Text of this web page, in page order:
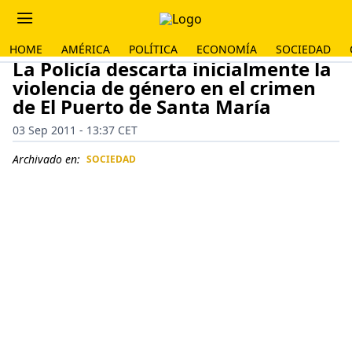
HOME AMÉRICA POLÍTICA ECONOMÍA SOCIEDAD
La Policía descarta inicialmente la
violencia de género en el crimen
de El Puerto de Santa María
03 Sep 2011 - 13:37 CET
Archivado en: SOCIEDAD